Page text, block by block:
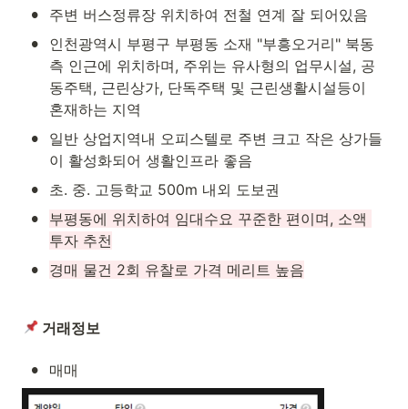
• 주변 버스정류장 위치하여 전철 연계 잘 되어있음
•
인천광역시 부평구 부평동 소재 "부흥오거리" 북동
측 인근에 위치하며, 주위는 유사형의 업무시설, 공
동주택, 근린상가, 단독주택 및 근린생활시설등이
혼재하는 지역
•
일반 상업지역내 오피스텔로 주변 크고 작은 상가들
이 활성화되어 생활인프라 좋음
• 초. 중. 고등학교 500m 내외 도보권
•
부평동에 위치하여 임대수요 꾸준한 편이며, 소액
투자 추천
• 경매 물건 2회 유찰로 가격 메리트 높음
거래정보
• 매매